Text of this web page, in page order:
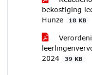
bekostiging
Hunze
18 KB
2024
39 KB